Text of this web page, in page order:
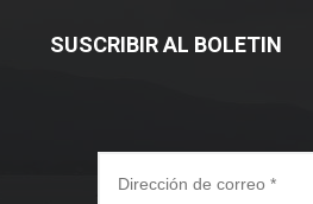
SUSCRIBIR AL BOLETIN